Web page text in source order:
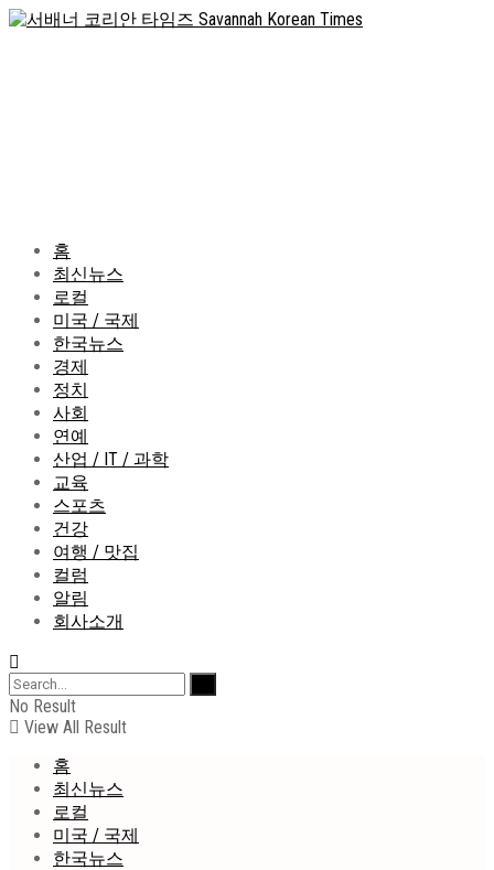
홈
최신뉴스
로컬
미국 / 국제
한국뉴스
경제
정치
사회
연예
산업 / IT / 과학
교육
스포츠
건강
여행 / 맛집
컬럼
알림
회사소개
No Result
View All Result
홈
최신뉴스
로컬
미국 / 국제
한국뉴스